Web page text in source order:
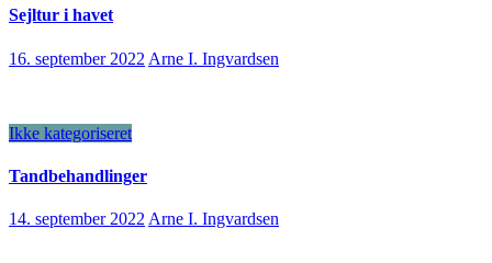
Sejltur i havet
16. september 2022 Arne I. Ingvardsen
Ikke kategoriseret
Tandbehandlinger
14. september 2022 Arne I. Ingvardsen